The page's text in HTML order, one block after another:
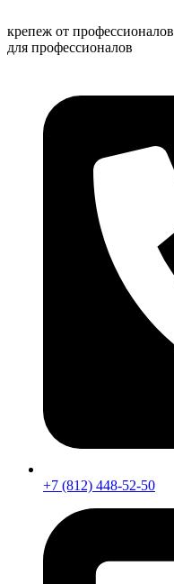
к
содержимому
крепеж от профессионалов
для профессионалов
+7 (812) 448-52-50